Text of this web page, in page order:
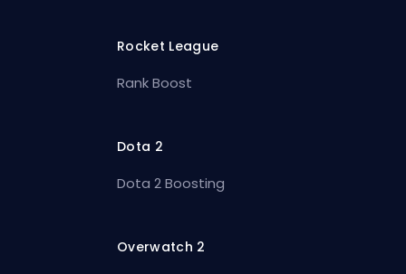
Rocket League
Rank Boost
Dota 2
Dota 2 Boosting
Overwatch 2